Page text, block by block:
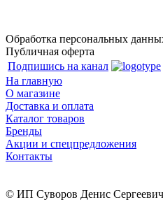
Обработка персональных
Публичная оферта
Подпишись на канал
На главную
О магазине
Доставка и оплата
Каталог товаров
Бренды
Акции и спецпредложения
Контакты
© ИП Суворов Денис